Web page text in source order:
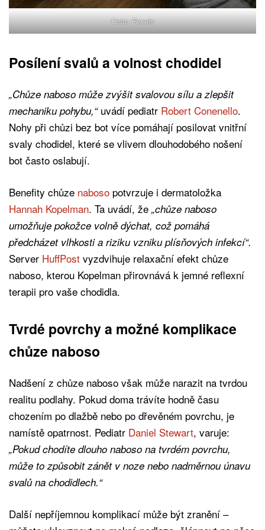
Foto: Pexels
Posílení svalů a volnost chodidel
„Chůze naboso může zvýšit svalovou sílu a zlepšit
mechaniku pohybu,“ uvádí pediatr Robert Conenello.
Nohy při chůzi bez bot více pomáhají posilovat vnitřní
svaly chodidel, které se vlivem dlouhodobého nošení
bot často oslabují.
Benefity chůze naboso potvrzuje i dermatoložka
Hannah Kopelman. Ta uvádí, že „chůze naboso
umožňuje pokožce volně dýchat, což pomáhá
předcházet vlhkosti a riziku vzniku plísňových infekcí“.
Server HuffPost vyzdvihuje relaxační efekt chůze
naboso, kterou Kopelman přirovnává k jemné reflexní
terapii pro vaše chodidla.
Tvrdé povrchy a možné komplikace
chůze naboso
Nadšení z chůze naboso však může narazit na tvrdou
realitu podlahy. Pokud doma trávíte hodně času
chozením po dlažbě nebo po dřevěném povrchu, je
namístě opatrnost. Pediatr Daniel Stewart, varuje:
„Pokud chodíte dlouho naboso na tvrdém povrchu,
může to způsobit zánět v noze nebo nadměrnou únavu
svalů na chodidlech.“
Další nepříjemnou komplikací může být zranění –